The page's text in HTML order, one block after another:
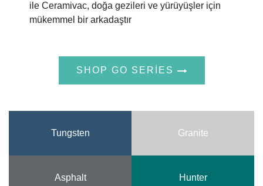
ile Ceramivac, doğa gezileri ve yürüyüşler için
mükemmel bir arkadaştır
SHOP GO SERIES
Tungsten Granite
Asphalt Hunter